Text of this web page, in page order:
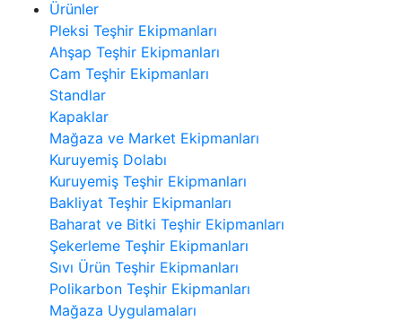
Ürünler
Pleksi Teşhir Ekipmanları
Ahşap Teşhir Ekipmanları
Cam Teşhir Ekipmanları
Standlar
Kapaklar
Mağaza ve Market Ekipmanları
Kuruyemiş Dolabı
Kuruyemiş Teşhir Ekipmanları
Bakliyat Teşhir Ekipmanları
Baharat ve Bitki Teşhir Ekipmanları
Şekerleme Teşhir Ekipmanları
Sıvı Ürün Teşhir Ekipmanları
Polikarbon Teşhir Ekipmanları
Mağaza Uygulamaları